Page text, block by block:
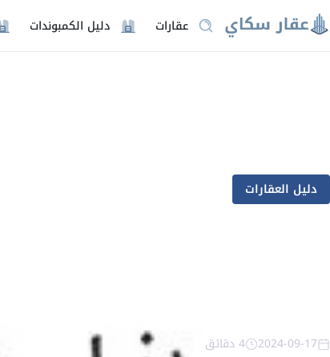
عقارات دليل الكمبوندات
دليل العقارات
2024-09-17
4 دقائق